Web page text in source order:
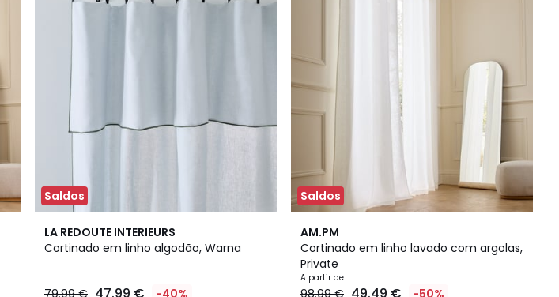
Saldos
LA REDOUTE INTERIEURS
Cortinado em linho algodão, Warna
79.99 € -40%
3
Cores
Saldos
AM.PM
Cortinado em linho lavado com argolas,
Private
A partir de
98.99 € -50%
4,4
/ 5
11
Cores